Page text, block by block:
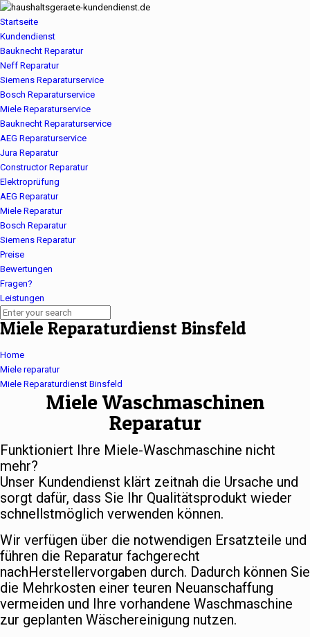
Startseite
Kundendienst
Bauknecht Reparatur
Neff Reparatur
Siemens Reparaturservice
Bosch Reparaturservice
Miele Reparaturservice
Bauknecht Reparaturservice
AEG Reparaturservice
Jura Reparatur
Constructor Reparatur
Elektroprüfung
AEG Reparatur
Miele Reparatur
Bosch Reparatur
Siemens Reparatur
Preise
Bewertungen
Fragen?
Leistungen
Miele Reparaturdienst Binsfeld
Home
Miele reparatur
Miele Reparaturdienst Binsfeld
Miele Waschmaschinen
Reparatur
Funktioniert Ihre Miele-Waschmaschine nicht
mehr?
Unser Kundendienst klärt zeitnah die Ursache und
sorgt dafür, dass Sie Ihr Qualitätsprodukt wieder
schnellstmöglich verwenden können.
Wir verfügen über die notwendigen Ersatzteile und
führen die Reparatur fachgerecht
nachHerstellervorgaben durch. Dadurch können Sie
die Mehrkosten einer teuren Neuanschaffung
vermeiden und Ihre vorhandene Waschmaschine
zur geplanten Wäschereinigung nutzen.